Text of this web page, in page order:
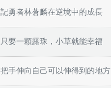
記勇者林蒼麟在逆境中的成長
只要一顆露珠，小草就能幸福
把手伸向自己可以伸得到的地方